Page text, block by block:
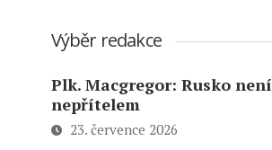
Výběr redakce
Plk. Macgregor: Rusko není
nepřítelem
23. července 2026